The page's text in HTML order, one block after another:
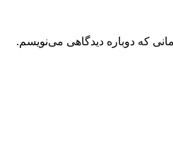
که دوباره دیدگاهی می‌نویسم.